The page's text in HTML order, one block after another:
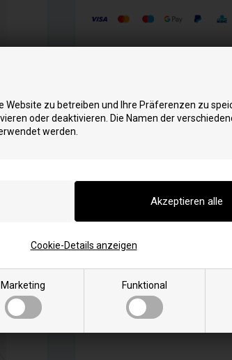
Website zu betreiben und Ihre Präferenzen zu
oder deaktivieren. Die Namen der
werden.
Marketing Funktional
Cookie-Details anzeigen
Geeignet für Maschinen-/
Geeignet für Maschinen-/